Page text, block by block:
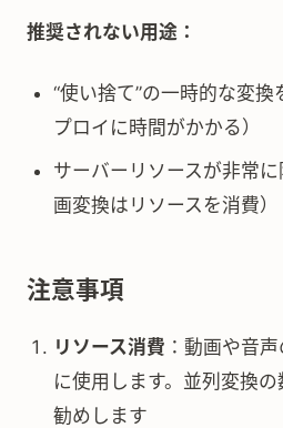
推奨されない用途：
“使い捨て”の一時的な変
プロイに時間がかかる）
サーバーリソースが非常
画変換はリソースを消費）
注意事項
リソース消費 ：動画や音
に使用します。並列変換
勧めします